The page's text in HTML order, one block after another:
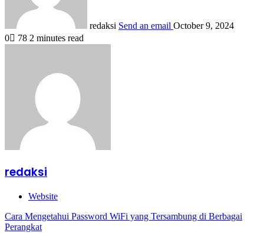
redaksi Send an email October 9, 2024
0
78 2 minutes read
redaksi
Website
Cara Mengetahui Password WiFi yang Tersambung di Berbagai
Perangkat